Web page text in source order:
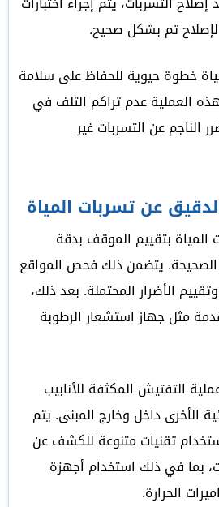
تم بشكل صحيح.
خطوة حيوية للحفاظ على سلامة
العملية عدم تراكم التلف في
الناجم عن التسربات غير
عن تسربات المياة
بتقييم الموقف بدقة
يتضمن ذلك فحص المواقع
الأضرار المحتملة. بعد ذلك،
مثل جهاز استشعار الرطوبة
التفتيش المكثفة للأنابيب
الأخرى داخل وخارج المبنى. يتم
تقنيات متنوعة للكشف عن
بما في ذلك استخدام أجهزة
الحرارة.